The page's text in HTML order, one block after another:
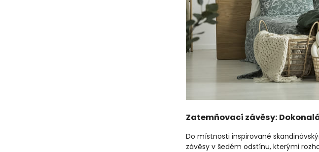
Zatemňovací závěsy:
Do místnosti inspirované
závěsy v šedém odstínu, kterými